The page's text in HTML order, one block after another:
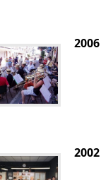
2006
2002